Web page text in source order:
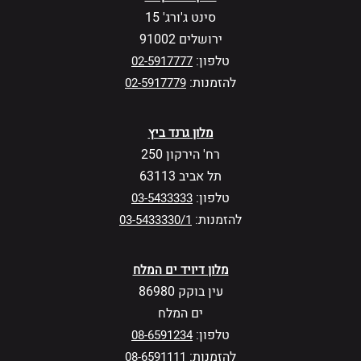
סינט ג'ורג' 15
ירושלים 91002
טלפון: 02-5917777
להזמנות: 02-5917779
מלון גרנד ביץ
רח' הירקון 250
תל אביב 63113
טלפון: 03-5433333
להזמנות: 03-5433330/1
מלון דיויד ים המלח
עין בוקק 86980
ים המלח
טלפון: 08-6591234
להזמנות: 08-6591111